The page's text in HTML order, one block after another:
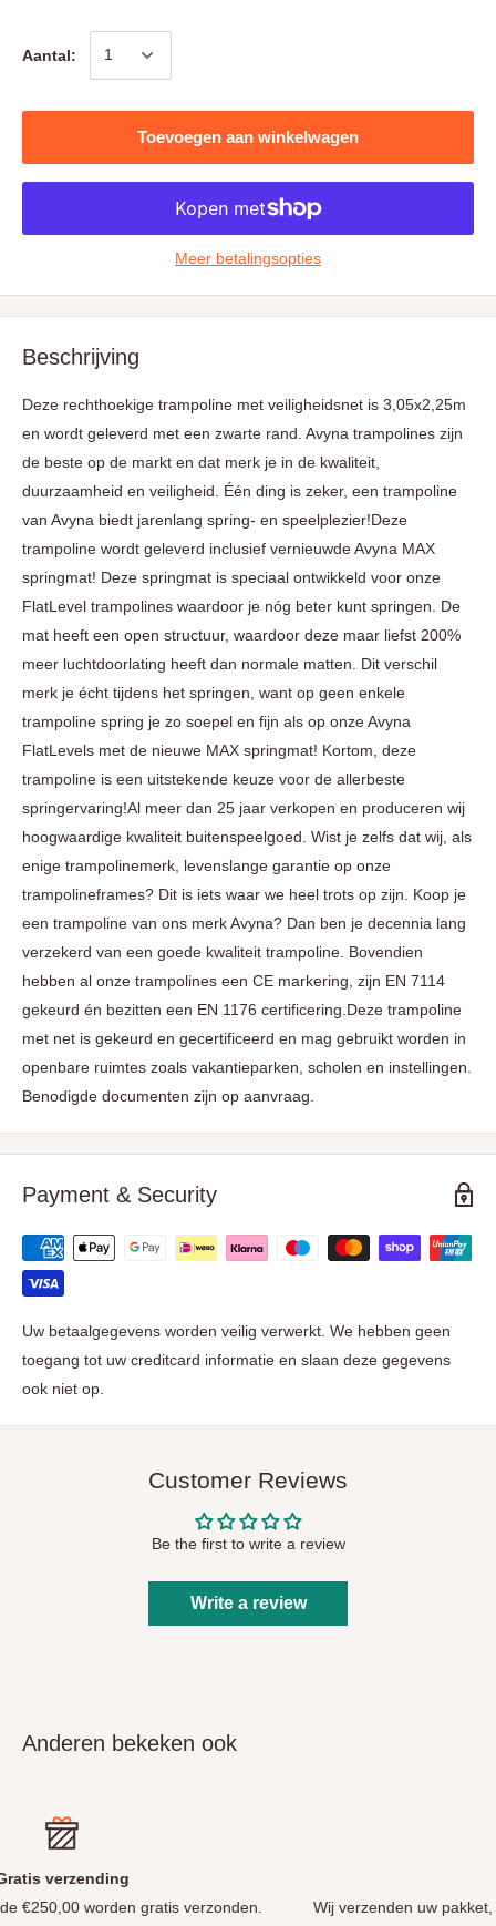
Aantal:
Toevoegen aan winkelwagen
Meer betalingsopties
Beschrijving
Deze rechthoekige trampoline met veiligheidsnet is 3,05x2,25m
en wordt geleverd met een zwarte rand. Avyna trampolines zijn
de beste op de markt en dat merk je in de kwaliteit,
duurzaamheid en veiligheid. Één ding is zeker, een trampoline
van Avyna biedt jarenlang spring- en speelplezier!Deze
trampoline wordt geleverd inclusief vernieuwde Avyna MAX
springmat! Deze springmat is speciaal ontwikkeld voor onze
FlatLevel trampolines waardoor je nóg beter kunt springen. De
mat heeft een open structuur, waardoor deze maar liefst 200%
meer luchtdoorlating heeft dan normale matten. Dit verschil
merk je écht tijdens het springen, want op geen enkele
trampoline spring je zo soepel en fijn als op onze Avyna
FlatLevels met de nieuwe MAX springmat! Kortom, deze
trampoline is een uitstekende keuze voor de allerbeste
springervaring!Al meer dan 25 jaar verkopen en produceren wij
hoogwaardige kwaliteit buitenspeelgoed. Wist je zelfs dat wij, als
enige trampolinemerk, levenslange garantie op onze
trampolineframes? Dit is iets waar we heel trots op zijn. Koop je
een trampoline van ons merk Avyna? Dan ben je decennia lang
verzekerd van een goede kwaliteit trampoline. Bovendien
hebben al onze trampolines een CE markering, zijn EN 7114
gekeurd én bezitten een EN 1176 certificering.Deze trampoline
met net is gekeurd en gecertificeerd en mag gebruikt worden in
openbare ruimtes zoals vakantieparken, scholen en instellingen.
Benodigde documenten zijn op aanvraag.
Payment & Security
Uw betaalgegevens worden veilig verwerkt. We hebben geen
toegang tot uw creditcard informatie en slaan deze gegevens
ook niet op.
Customer Reviews
Be the first to write a review
Write a review
Anderen bekeken ook
Wij verzenden uw pakket, mits voorradig in ons magazijn in